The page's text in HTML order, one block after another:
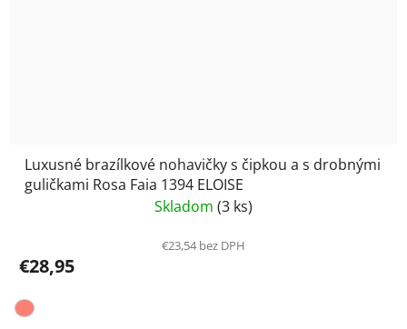
Luxusné brazílkové nohavičky s čipkou a s drobnými
guličkami Rosa Faia 1394 ELOISE
Skladom (3 ks)
€23,54 bez DPH
€28,95